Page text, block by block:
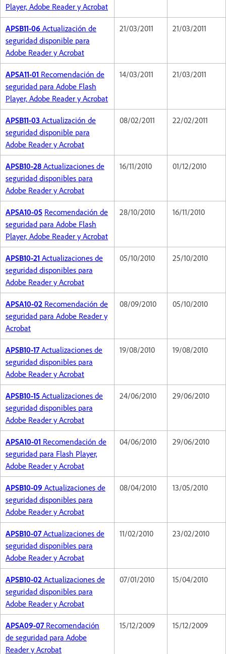
Player, Adobe Reader y Acrobat
APSB11-06 Actualización de
seguridad disponible para
Adobe Reader y Acrobat
21/03/2011 21/03/2011
APSA11-01 Recomendación de
seguridad para Adobe Flash
Player, Adobe Reader y Acrobat
14/03/2011 21/03/2011
APSB11-03 Actualización de
seguridad disponible para
Adobe Reader y Acrobat
08/02/2011 22/02/2011
APSB10-28 Actualizaciones de
seguridad disponibles para
Adobe Reader y Acrobat
16/11/2010 01/12/2010
APSA10-05 Recomendación de
seguridad para Adobe Flash
Player, Adobe Reader y Acrobat
28/10/2010 16/11/2010
APSB10-21 Actualizaciones de
seguridad disponibles para
Adobe Reader y Acrobat
05/10/2010 25/10/2010
APSA10-02 Recomendación de
seguridad para Adobe Reader y
Acrobat
08/09/2010 05/10/2010
APSB10-17Actualizaciones de
seguridad disponibles para
Adobe Reader y Acrobat
19/08/2010 19/08/2010
APSB10-15 Actualizaciones de
seguridad disponibles para
Adobe Reader y Acrobat
24/06/2010 29/06/2010
APSA10-01 Recomendación de
seguridad para Flash Player,
Adobe Reader y Acrobat
04/06/2010 29/06/2010
APSB10-09 Actualizaciones de
seguridad disponibles para
Adobe Reader y Acrobat
08/04/2010 13/05/2010
APSB10-07Actualizaciones de
seguridad disponibles para
Adobe Reader y Acrobat
11/02/2010 23/02/2010
APSB10-02 Actualizaciones de
seguridad disponibles para
Adobe Reader y Acrobat
07/01/2010 15/04/2010
APSA09-07Recomendación
de seguridad para Adobe
Reader y Acrobat
15/12/2009 15/12/2009